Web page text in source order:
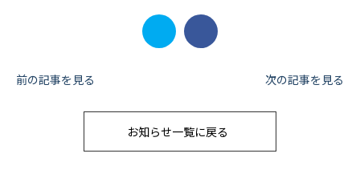
投
前の記事を見る 次の記事を見る
お知らせ一覧に戻る